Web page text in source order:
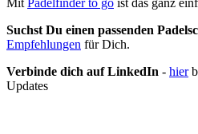
MitPadelfinder to go ist das ganz
Suchst Du einen passenden
Empfehlungen für Dich.
Verbinde dich auf LinkedIn - hier
Updates